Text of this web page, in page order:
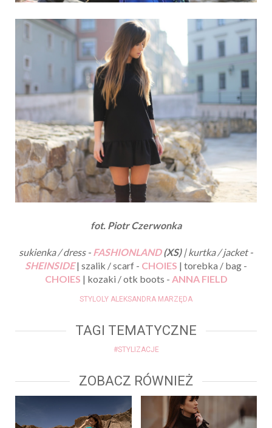
fot. Piotr Czerwonka
sukienka / dress - FASHIONLAND(XS)| kurtka / jacket -
SHEINSIDE | szalik / scarf - CHOIES | torebka / bag -
CHOIES | kozaki / otk boots - ANNA FIELD
STYLOLY ALEKSANDRA MARZĘDA
TAGI TEMATYCZNE
#STYLIZACJE
ZOBACZ RÓWNIEŻ